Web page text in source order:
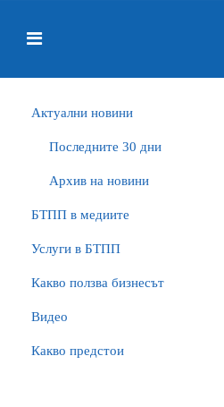
Актуални новини
Последните 30 дни
Архив на новини
БTПП в медиите
Услуги в БТПП
Какво ползва бизнесът
Видео
Какво предстои